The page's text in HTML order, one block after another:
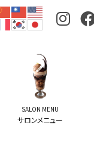
SALON MENU
サロンメニュー